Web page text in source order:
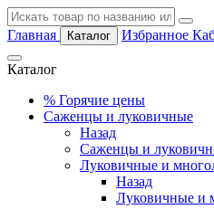
Главная Каталог Избранное
Каталог
% Горячие цены
Саженцы и луковичные
Назад
Саженцы и
Луковичные и
Назад
Луковичные и